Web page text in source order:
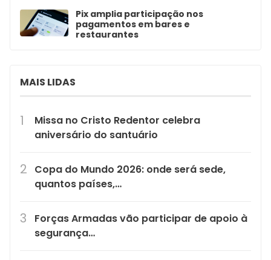
Pix amplia participação nos
pagamentos em bares e
restaurantes
MAIS LIDAS
Missa no Cristo Redentor celebra
aniversário do santuário
Copa do Mundo 2026: onde será sede,
quantos países,…
Forças Armadas vão participar de apoio à
segurança…